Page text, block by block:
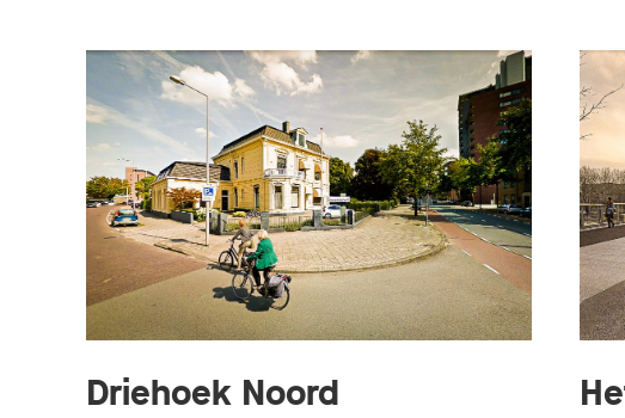
Driehoek Noord